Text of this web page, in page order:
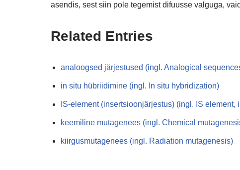
asendis, sest siin pole tegemist difuusse valguga,
Related Entries
analoogsed järjestused (ingl. Analogical
in situ hübriidimine (ingl. In situ hybridization)
IS-element (insertsioonjärjestus) (ingl. IS element,
keemiline mutagenees (ingl. Chemical
kiirgusmutagenees (ingl. Radiation mutagenesis)